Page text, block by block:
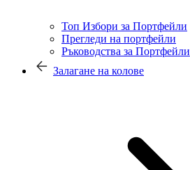
Топ Избори за Портфейли
Прегледи на портфейли
Ръководства за Портфейли
Залагане на колове